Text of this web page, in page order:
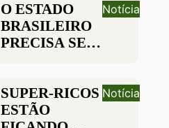
INCLUSÃO DE
RURAIS NA
REDUÇÃO DA
O ESTADO
BRASILEIRO
PRECISA SE
COMBATER O
TRABALHO
Notícia
SUPER-RICOS
ESTÃO
Notícia